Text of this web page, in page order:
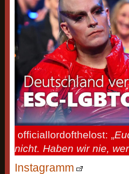
officiallordofthelost: „
nicht. Haben wir nie,
Instagramm